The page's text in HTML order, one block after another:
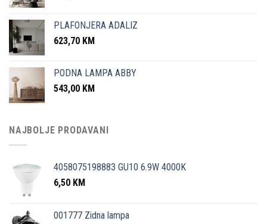
PLAFONJERA ADALIZ
623,70 KM
PODNA LAMPA ABBY
543,00 KM
NAJBOLJE PRODAVANI
4058075198883 GU10 6.9W 4000K
6,50 KM
001777 Zidna lampa